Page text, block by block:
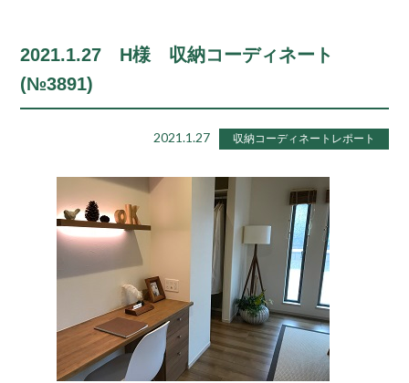
2021.1.27 H様 収納コーディネート
(№3891)
2021.1.27 収納コーディネートレポート